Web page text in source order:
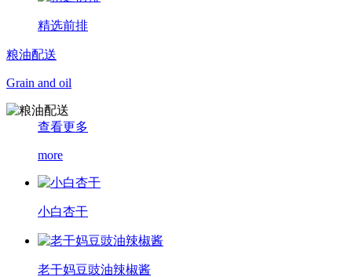
精选前排
粮油配送
Grain and oil
查看更多
more
小白杏干
老干妈豆豉油辣椒酱